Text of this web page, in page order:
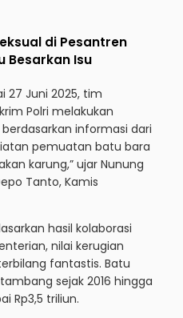
di Pesantren
Besarkan Isu
27 Juni 2025, tim
Polri melakukan
informasi dari
pemuatan batu bara
karung,” ujar Nunung
Tanto, Kamis
hasil kolaborasi
nilai kerugian
fantastis. Batu
sejak 2016 hingga
Rp3,5 triliun.